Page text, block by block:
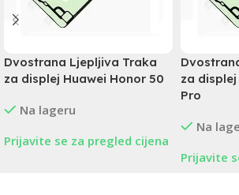
Dvostrana Ljepljiva Traka
za displej Huawei Honor 50
Na lageru
Prijavite se za pregled cijena
za
Pro
Na
Prijavite